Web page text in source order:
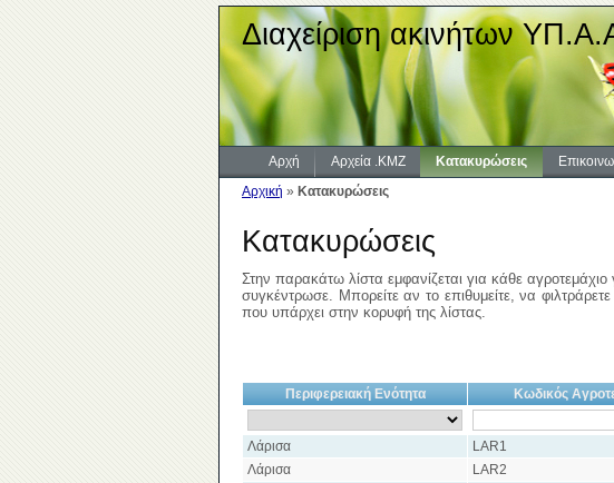
Διαχείριση ακινήτων
Αρχή Αρχεία .KMZ Κατακυρώσεις
Αρχική » Κατακυρώσεις
Κατακυρώσεις
Στην παρακάτω λίστα εμφανίζεται για κάθε
συγκέντρωσε. Μπορείτε αν το επιθυμείτε, να
που υπάρχει στην κορυφή της λίστας.
Περιφερειακή Ενότητα Κωδικός
Λάρισα LAR1
Λάρισα
LAR2